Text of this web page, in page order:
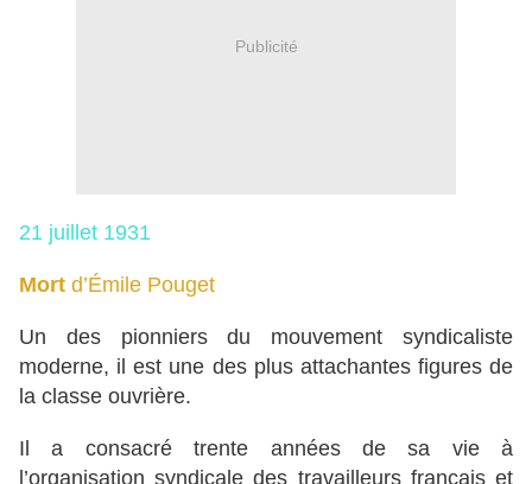
Publicité
21 juillet 1931
Mort d’Émile Pouget
Un des pionniers du mouvement syndicaliste
moderne, il est une des plus attachantes figures de
la classe ouvrière.
Il a consacré trente années de sa vie à
l’organisation syndicale des travailleurs français et